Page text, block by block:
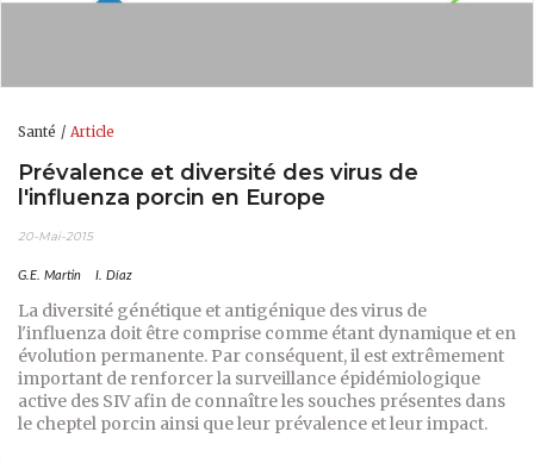
Santé Article
Prévalence et diversité des virus de
l'influenza porcin en Europe
20-Mai-2015
G.E. Martin I. Díaz
La diversité génétique et antigénique des virus de
l'influenza doit être comprise comme étant dynamique et en
évolution permanente. Par conséquent, il est extrêmement
important de renforcer la surveillance épidémiologique
active des SIV afin de connaître les souches présentes dans
le cheptel porcin ainsi que leur prévalence et leur impact.